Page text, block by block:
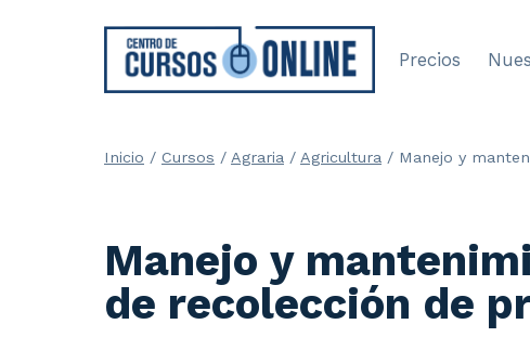
Precios
Inicio / Cursos / Agraria / Agricultura / Manejo y
Manejo y
de recolección de